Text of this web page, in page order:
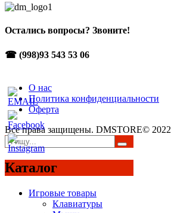
Остались вопросы? Звоните!
☎ (998)93 543 53 06
О нас
Политика конфиденциальности
Оферта
Все права защищены. DMSTORE© 2022
Каталог
Игровые товары
Клавиатуры